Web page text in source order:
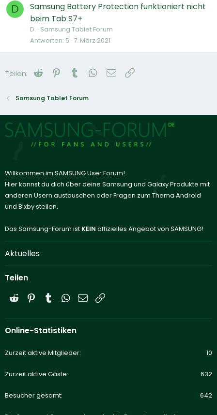
D
Samsung Battery Protection funktioniert nicht
beim Tab S7+
D. Samsung Tablet Forum
Antworten 5 7. März 2021
Teilen: Reddit Pinterest
Tumblr WhatsApp
E-Mail
Samsung Tablet Forum
Willkommen im SAMSUNG User Forum!
Hier kannst du dich über deine Samsung und Galaxy Produkte mit
anderen Usern austauschen oder Fragen zum Thema Android
und Bixby stellen.
Das Samsung-Forum ist KEIN offizielles Angebot von SAMSUNG!
Aktuelles
Teilen
Reddit PinterestTumblrWhatsApp
E-Mail
Online-Statistiken
Zurzeit aktive Mitglieder 10
Zurzeit aktive Gäste 632
Besucher gesamt 642